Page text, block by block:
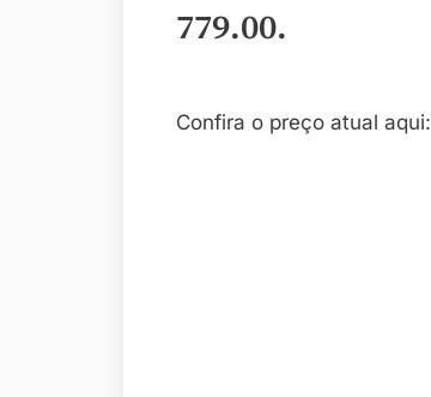
779.00.
Confira o preço atual aqui: